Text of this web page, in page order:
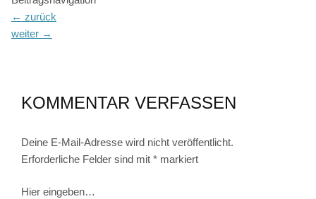
← zurück
weiter →
KOMMENTAR VERFASSEN
Deine E-Mail-Adresse wird nicht veröffentlicht.
Erforderliche Felder sind mit* markiert
Hier eingeben…